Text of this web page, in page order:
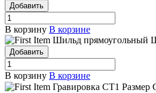
Добавить
В корзину В корзине
Шильд прямоугольный
Добавить
В корзину В корзине
Гравировка СТ1 Размер